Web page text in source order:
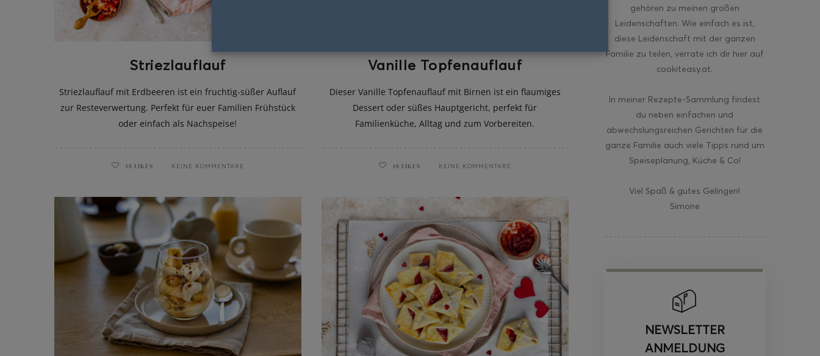
Striezlauflauf
Striezlauflauf mit Erdbeeren ist ein fruchtig-süßer Auflauf
zur Resteverwertung. Perfekt für euer Familien Frühstück
oder einfach als Nachspeise!
18 LIKES KEINE KOMMENTARE
Vanille Topfenauflauf
Dieser Vanille Topfenauflauf mit Birnen ist ein flaumiges
Dessert oder süßes Hauptgericht, perfekt für
Familienküche, Alltag und zum Vorbereiten.
18 LIKES KEINE KOMMENTARE
gehören zu meinen großen
Leidenschaften. Wie einfach es ist,
diese Leidenschaft mit der ganzen
Familie zu teilen, verrate ich dir hier auf
cookiteasy.at.
In meiner Rezepte-Sammlung findest
du neben einfachen und
abwechslungsreichen Gerichten für die
ganze Familie auch viele Tipps rund um
Speiseplanung, Küche & Co!
Viel Spaß & gutes Gelingen!
Simone
NEWSLETTER
ANMELDUNG